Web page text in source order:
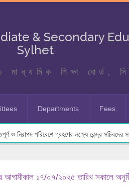
& Secondary
Sylhet
শিক্ষা বোর্ড,
Departments Fees
ও নিরাপদ পরিবেশে গ্রহণের লক্ষ্যে কেন্দ্র সচিবদের
আগামীকাল ১৭/০৭/২০২৫ তারিখ সকালে